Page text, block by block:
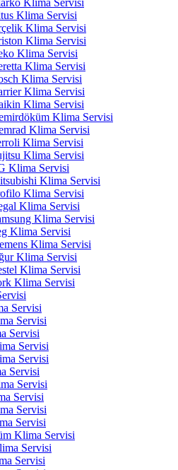
Klima Servisi
Klima Servisi
Klima Servisi
Klima Servisi
Klima Servisi
Klima Servisi
Klima Servisi
Klima Servisi
Klima Servisi
Klima Servisi
Klima Servisi
Klima Servisi
Klima Servisi
Klima Servisi
Klima Servisi
Klima Servisi
Klima Servisi
Klima Servisi
Klima Servisi
Klima Servisi
Klima Servisi
Klima Servisi
Servisi
Servisi
Servisi
Servisi
Servisi
Servisi
Servisi
Servisi
Servisi
Servisi
Klima Servisi
Servisi
Servisi